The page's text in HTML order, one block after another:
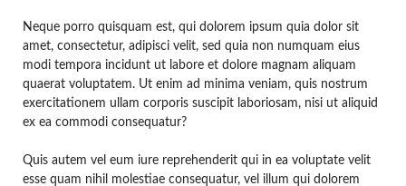
Neque porro quisquam est, qui dolorem ipsum quia dolor sit
amet, consectetur, adipisci velit, sed quia non numquam eius
modi tempora incidunt ut labore et dolore magnam aliquam
quaerat voluptatem. Ut enim ad minima veniam, quis nostrum
exercitationem ullam corporis suscipit laboriosam, nisi ut aliquid
ex ea commodi consequatur?
Quis autem vel eum iure reprehenderit qui in ea voluptate velit
esse quam nihil molestiae consequatur, vel illum qui dolorem